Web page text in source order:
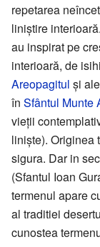
repetarea
liniștire
au inspirat pe
interioară, de
Areopagitul și
în Sfântul Munte
vieții
liniște). Originea
sigura. Dar in
(Sfantul Ioan
termenul apare
al traditiei
cunostea